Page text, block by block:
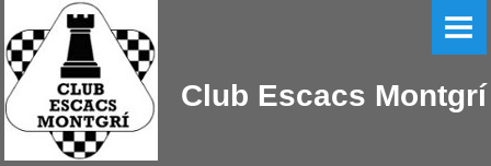
Club Escacs Montgrí
PORTADA
EL CLUB
LLIGA CATALANA